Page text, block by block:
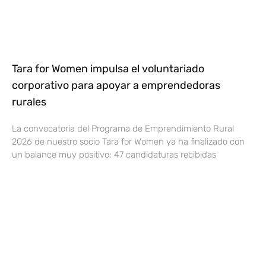
Tara for Women impulsa el voluntariado
corporativo para apoyar a emprendedoras
rurales
La convocatoria del Programa de Emprendimiento Rural
2026 de nuestro socio Tara for Women ya ha finalizado con
un balance muy positivo: 47 candidaturas recibidas